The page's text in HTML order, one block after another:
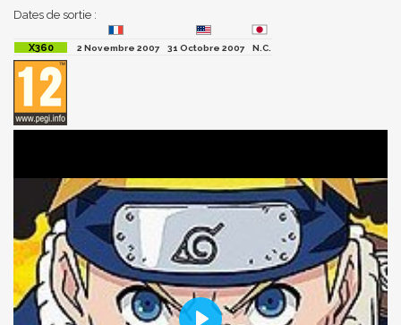
Dates de sortie :
2 Novembre 2007 31 Octobre 2007 N.C.